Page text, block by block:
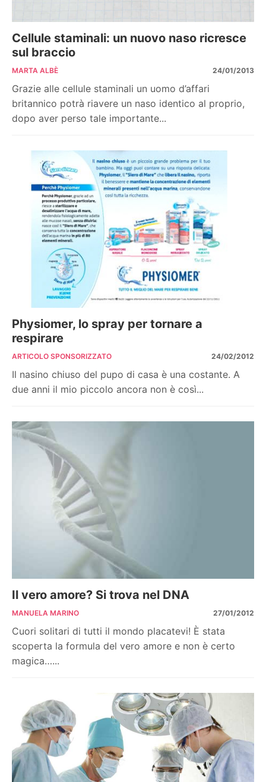
Cellule staminali: un nuovo naso ricresce
sul braccio
MARTA ALBÈ 24/01/2013
Grazie alle cellule staminali un uomo d’affari
britannico potrà riavere un naso identico al proprio,
dopo aver perso tale importante...
Physiomer, lo spray per tornare a
respirare
ARTICOLO SPONSORIZZATO 24/02/2012
Il nasino chiuso del pupo di casa è una costante. A
due anni il mio piccolo ancora non è così...
Il vero amore? Si trova nel DNA
MANUELA MARINO 27/01/2012
Cuori solitari di tutti il mondo placatevi! È stata
scoperta la formula del vero amore e non è certo
magica…...